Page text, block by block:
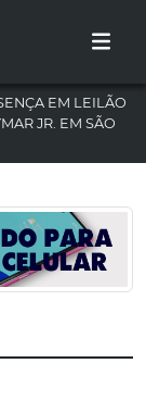
EM LEILÃO
JR. EM SÃO